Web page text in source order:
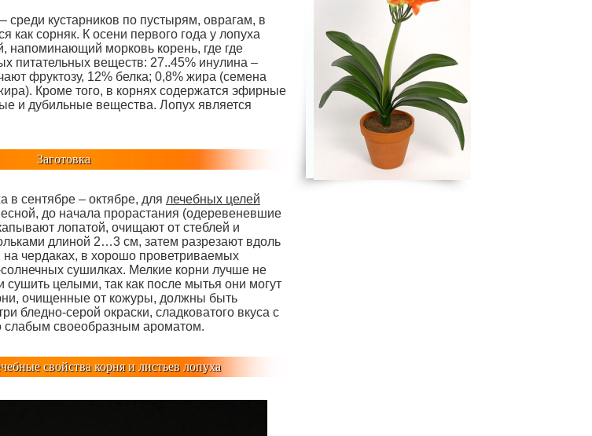
среди кустарников по пустырям, оврагам, в
как сорняк. К осени первого года у лопуха
напоминающий морковь корень, где где
питательных веществ: 27..45% инулина –
фруктозу, 12% белка; 0,8% жира (семена
Кроме того, в корнях содержатся эфирные
и дубильные вещества. Лопух является
Заготовка
в сентябре – октябре, для лечебных целей
до начала прорастания (одеревеневшие
лопатой, очищают от стеблей и
длиной 2…3 см, затем разрезают вдоль
чердаках, в хорошо проветриваемых
сушилках. Мелкие корни лучше не
сушить целыми, так как после мытья они могут
очищенные от кожуры, должны быть
бледно-серой окраски, сладковатого вкуса с
слабым своеобразным ароматом.
свойства корня и листьев лопуха